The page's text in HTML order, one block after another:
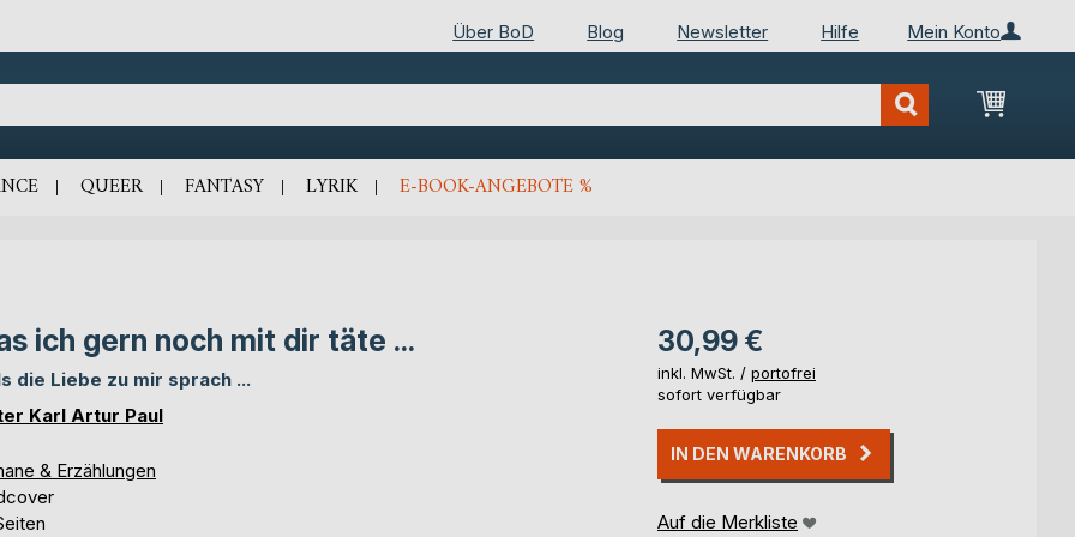
Mein Konto
Über BoD Blog Newsletter Hilfe
Mein
QUEER FANTASY LYRIK E-BOOK-ANGEBOTE %
ich gern noch mit dir täte ...
die Liebe zu mir sprach ...
Karl Artur Paul
& Erzählungen
30,99 €
inkl. MwSt. / portofrei
sofort verfügbar
IN DEN WARENKORB
Auf die Merkliste